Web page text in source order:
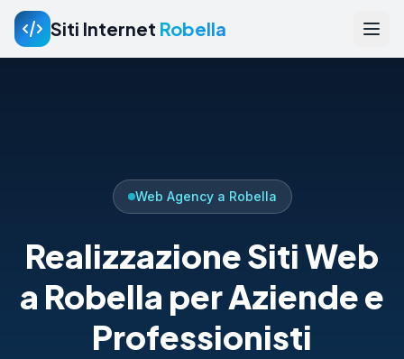
Siti Internet Robella
Web Agency a Robella
Realizzazione Siti Web
a Robella per Aziende e
Professionisti